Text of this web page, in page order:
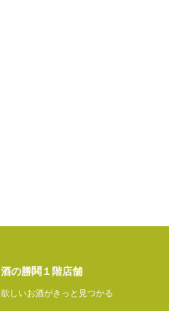
酒の勝鬨１階店舗
欲しいお酒がきっと見つかる